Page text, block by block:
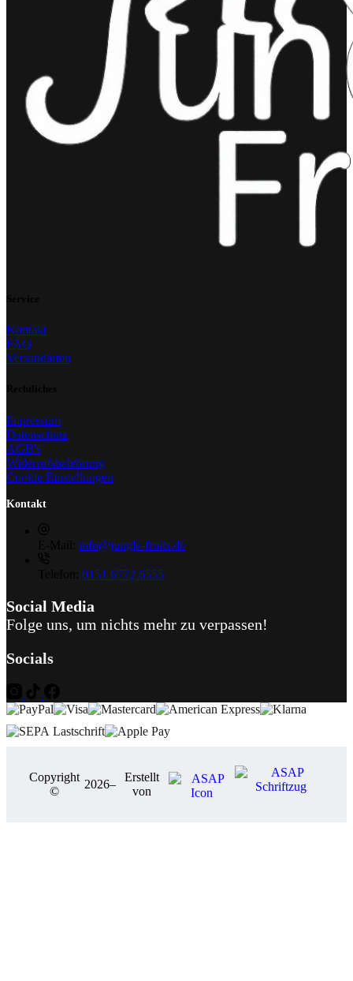
Kontakt
FAQ
Versandarten
Impressum
Datenschutz
AGB's
Widerrufsbelehrung
Cookie Einstellungen
Kontakt
info@jungle-fruits.de
0151 6772 6555
Social Media
Folge uns, um nichts mehr zu verpassen!
Socials
Copyright
©
2026–
Erstellt
von